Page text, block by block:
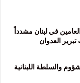
في لبنان مشدداً
العدوان
نسخة عن 17 أيار المشؤوم والسلطة اللبنانية